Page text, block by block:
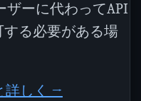
ザーに代わってAPI
る必要がある場
詳しく →